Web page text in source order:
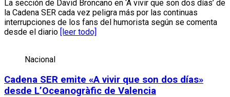
La sección de David Broncano en ‘A vivir que son dos días’ de
la Cadena SER cada vez peligra más por las continuas
interrupciones de los fans del humorista según se comenta
desde el diario
[leer todo]
Nacional
Cadena SER emite «A vivir que son dos días»
desde L’Oceanogràfic de Valencia